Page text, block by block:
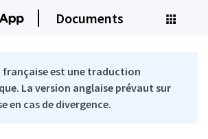
Documents
française est une traduction
La version anglaise prévaut sur
en cas de divergence.